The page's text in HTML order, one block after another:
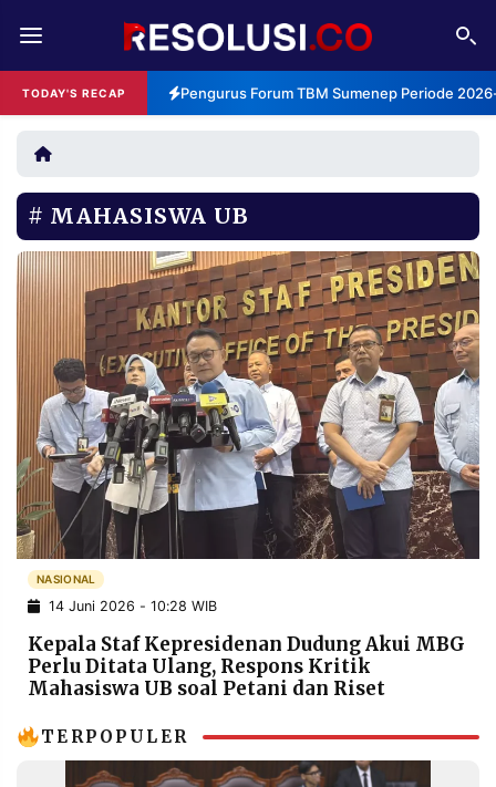
TODAY'S RECAP Pengurus Forum TBM Sumenep Periode
REDAKSI TENTANG
RESOLUSI IKLAN
RUBRIKASI
EDITORIAL AKSARA
FINANSIA PERSONA
DAERAH NASIONAL
MANCA SPORT
INFORMASI
PRIVACY
POLICY
BERITA
WARGA
INFORMASI
IKLAN
KIRIM
PENGADUAN TERM
SERVICE
IKUTI
MAHASISWA UB
NASIONAL
14 Juni 2026 - 10:28 WIB
Kepala Staf Kepresidenan Dudung Akui MBG
Perlu Ditata Ulang, Respons Kritik
Mahasiswa UB soal Petani dan Riset
TERPOPULER